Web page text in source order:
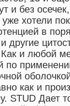
и без
хотели
в
и любой
по
как и
STUD Дает